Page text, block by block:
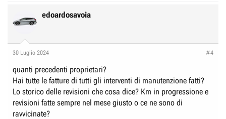
edoardosavoia
30 Luglio 2024 #4
quanti precedenti proprietari?
Hai tutte le fatture di tutti gli interventi di manutenzione fatti?
Lo storico delle revisioni che cosa dice? Km in progressione e
revisioni fatte sempre nel mese giusto o ce ne sono di
ravvicinate?